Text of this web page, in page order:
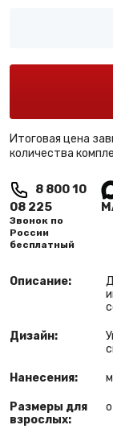
Описание:
Дизайн:
Нанесения:
Размеры для
взрослых:
Итоговая цена
количества
8 800 10
08 225
Звонок по
России
бесплатный